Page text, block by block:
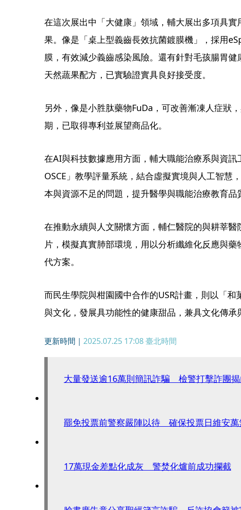
在這次展出中「大健康」領域，輔大展出多項具
果。像是「桌上型義齒長效抗菌鍍膜機」，採用
膜，有效減少義齒感染風險。還有針對毛孩腸胃
天然蔬果配方，已實驗證實具良好接受度。
另外，像是小胜肽藥物FuDa，可改善漸凍人症狀
期，已取得專利並展望商品化。
在AI與科技數據應用方面，輔大職能治療系與資訊
OSCE」教學評量系統，結合虛擬實境與人工智慧
本與資源不足的問題，提升醫學與職能治療教育品
在推動永續與人文關懷方面，輔仁醫院的與耕莘
片，模擬真實肺部環境，用以分析纖維化反應與
代方案。
而民生學院與柑園國中合作的USR計畫，則以「
與文化，發展具功能性的健康甜品，兼具文化傳承
更新時間｜ 2025.07.25 17:08臺北時間
大量發送逾16萬則簡訊詐騙 檢警打擊詐團
罷免投票前警察嚴陣以待 確保投票日維安萬
17萬現金差點化成灰 警焚化爐前成功攔截